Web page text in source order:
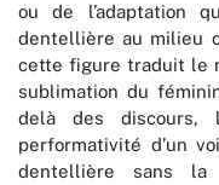
ou de l’adaptation
dentellière au milieu
cette figure traduit le
sublimation du
delà des
performativité d’un
dentellière sans la